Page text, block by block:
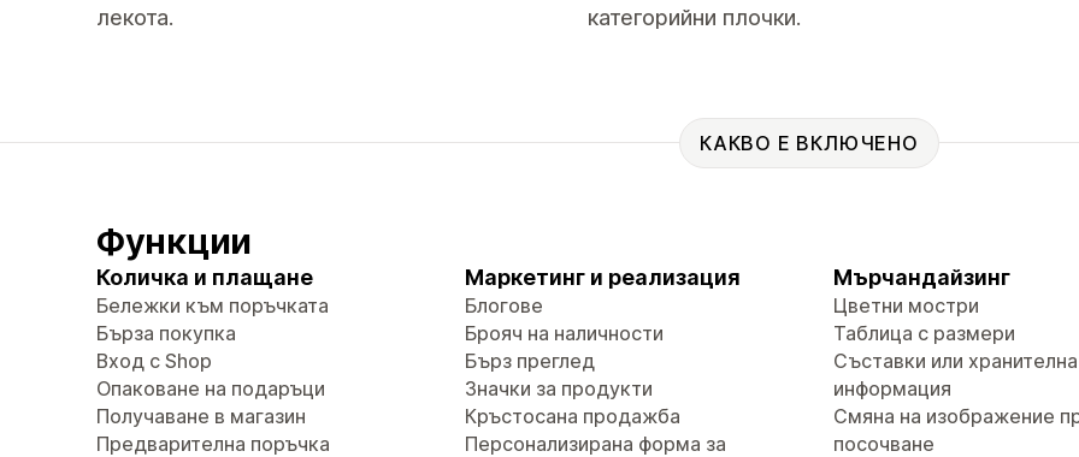
лекота.
категорийни плочки.
КАКВО Е ВКЛЮЧЕНО
Функции
Количка и плащане
Бележки към поръчката
Бърза покупка
Вход с Shop
Опаковане на подаръци
Получаване в магазин
Предварителна поръчка
Маркетинг и реализация
Блогове
Брояч на наличности
Бърз преглед
Значки за продукти
Кръстосана продажба
Персонализирана форма за
Мърчандайзинг
Цветни мостри
Таблица с размери
Съставки или хранителна
информация
Смяна на изображение
посочване